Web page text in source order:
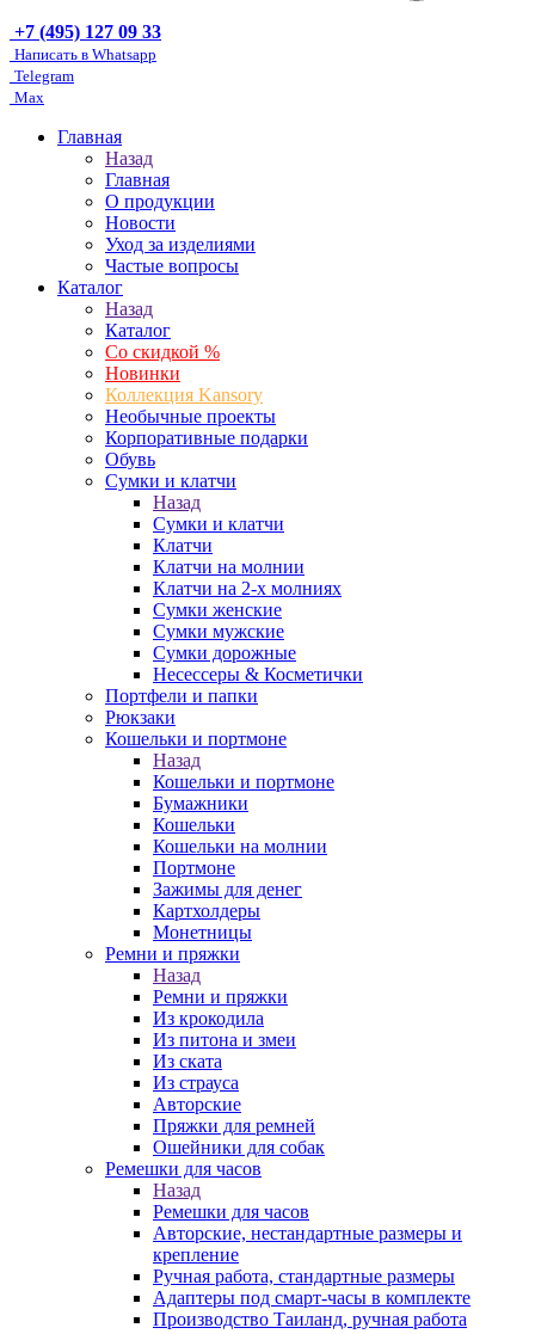
+7 (495) 127 09 33
Написать в Whatsapp
Telegram
Max
Главная
Назад
Главная
О продукции
Новости
Уход за изделиями
Частые вопросы
Каталог
Назад
Каталог
Со скидкой %
Новинки
Коллекция Kansory
Необычные проекты
Корпоративные подарки
Обувь
Сумки и клатчи
Назад
Сумки и клатчи
Клатчи
Клатчи на молнии
Клатчи на 2-х молниях
Сумки женские
Сумки мужские
Сумки дорожные
Несессеры & Косметички
Портфели и папки
Рюкзаки
Кошельки и портмоне
Назад
Кошельки и портмоне
Бумажники
Кошельки
Кошельки на молнии
Портмоне
Зажимы для денег
Картхолдеры
Монетницы
Ремни и пряжки
Назад
Ремни и пряжки
Из крокодила
Из питона и змеи
Из ската
Из страуса
Авторские
Пряжки для ремней
Ошейники для собак
Ремешки для часов
Назад
Ремешки для часов
Авторские, нестандартные размеры и
крепление
Ручная работа, стандартные размеры
Адаптеры под смарт-часы в комплекте
Производство Таиланд, ручная работа